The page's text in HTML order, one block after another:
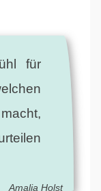
für
Amalia Holst